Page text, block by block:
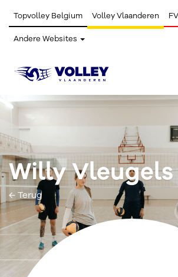
Topvolley Belgium Volley Vlaanderen
Andere Websites
Willy Vleugels
← Terug